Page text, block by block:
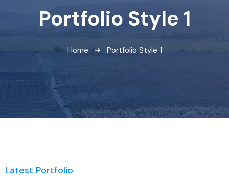
Portfolio Style 1
Home Portfolio Style 1
Latest Portfolio